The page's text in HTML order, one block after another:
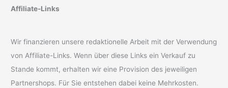
Affiliate-Links
Wir finanzieren unsere redaktionelle Arbeit mit der Verwendung
von Affiliate-Links. Wenn über diese Links ein Verkauf zu
Stande kommt, erhalten wir eine Provision des jeweiligen
Partnershops. Für Sie entstehen dabei keine Mehrkosten.